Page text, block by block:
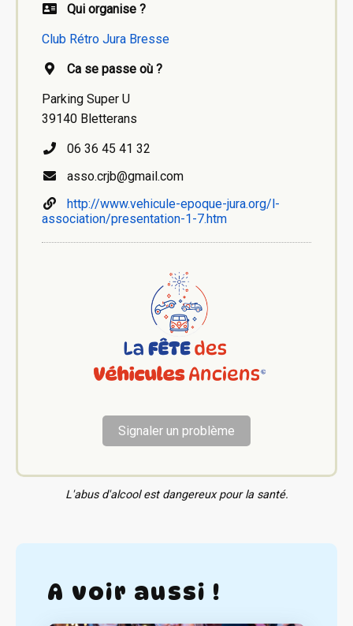
Qui organise ?
Club Rétro Jura Bresse
Ca se passe où ?
Parking Super U
39140 Bletterans
06 36 45 41 32
asso.crjb@gmail.com
http://www.vehicule-epoque-jura.org/l-
association/presentation-1-7.htm
Signaler un problème
L'abus d'alcool est dangereux pour la santé.
A voir aussi !